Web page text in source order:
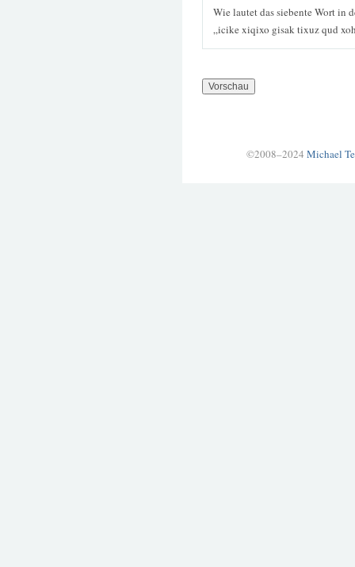
Wie lautet das siebente Wort in
„icike xiqixo gisak tixuz qud
©2008–2024 Michael